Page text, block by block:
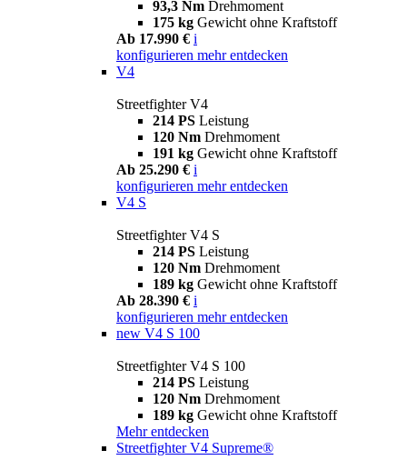
93,3 Nm Drehmoment
175 kg Gewicht ohne Kraftstoff
Ab 17.990 € i
konfigurieren mehr entdecken
V4
Streetfighter V4
214 PS Leistung
120 Nm Drehmoment
191 kg Gewicht ohne Kraftstoff
Ab 25.290 € i
konfigurieren mehr entdecken
V4 S
Streetfighter V4 S
214 PS Leistung
120 Nm Drehmoment
189 kg Gewicht ohne Kraftstoff
Ab 28.390 € i
konfigurieren mehr entdecken
new V4 S 100
Streetfighter V4 S 100
214 PS Leistung
120 Nm Drehmoment
189 kg Gewicht ohne Kraftstoff
Mehr entdecken
Streetfighter V4 Supreme®